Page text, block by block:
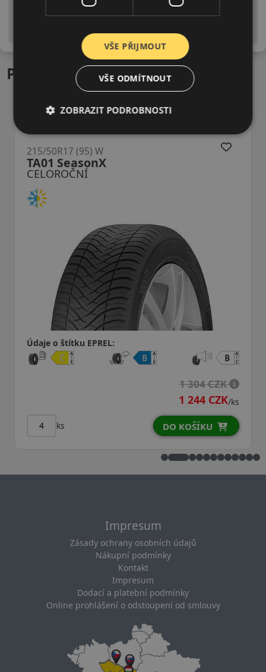
Upozornění! Hodnoty na štítku jsou pouze
informativního charakteru. Mohou být dodány pneumatiky
is EU štítky ve smyslu dosud platné (předchozí) legislativy.
Podobné produkty
(95) W
štítku EPREL:
/ks
DO KOŠÍKU
215/
Impresum
Zásady ochrany osobních údajů
Nákupní podmínky
Kontakt
Impresum
Dodací a platební podmínky
Online prohlášení o odstoupení od smlouvy
VŠE PŘIJMOUT
VŠE ODMÍTNOUT
ZOBRAZIT PODROBNOSTI